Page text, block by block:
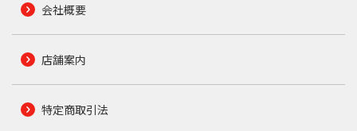
会社概要
店舗案内
特定商取引法